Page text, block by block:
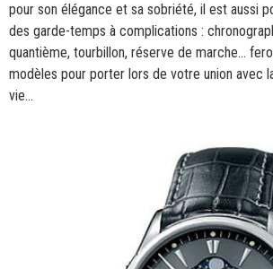
pour son élégance et sa sobriété, il est aussi
des garde-temps à complications :
quantième, tourbillon, réserve de marche…
modèles pour porter lors de votre union avec
vie…